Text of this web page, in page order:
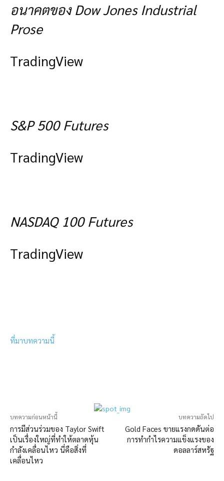
อนาคตของ Dow Jones Industrial
Prose
TradingView
S&P 500 Futures
TradingView
NASDAQ 100 Futures
TradingView
ที่มาบทความนี้
บทความก่อนหน้านี้
การมีส่วนร่วมของ Taylor Swift
เป็นเรื่องใหญ่ที่ทำให้ตลาดหุ้น
กำลังเคลื่อนไหว นี่คือสิ่งที่
เคลื่อนไหว
บทความถัดไป
Gold Faces ขายแรงกดดันต่อ
การทำกำไรความแข็งแรงของ
ดอลลาร์สหรัฐ